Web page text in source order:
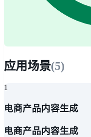
应用场景(5)
1
电商产品内容生成
电商产品内容生成